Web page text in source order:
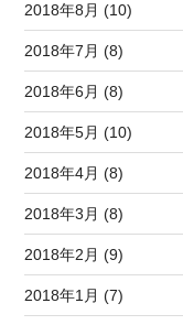
2018年8月 (10)
2018年7月 (8)
2018年6月 (8)
2018年5月 (10)
2018年4月 (8)
2018年3月 (8)
2018年2月 (9)
2018年1月 (7)